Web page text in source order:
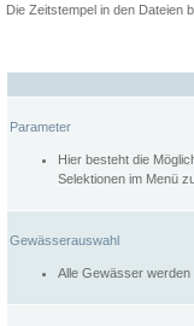
Die Zeitstempel in den Dateien
Parameter
Hier besteht die
Selektionen im Menü
Gewässerauswahl
Alle Gewässer werden